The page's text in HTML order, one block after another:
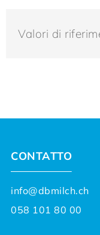
Valori di
CONTATTO
info@dbmilch.ch
058 101 80 00